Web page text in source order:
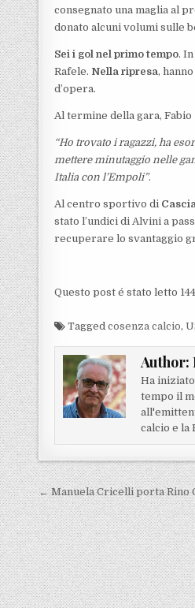
consegnato una maglia al
donato alcuni volumi sulle
Sei i gol nel primo tempo.
Rafele. Nella ripresa,
d’opera.
Al termine della gara, Fabio
“Ho trovato iragazzi, ha
mettere minutaggio nelle
Italia con l’Empoli”.
Al centro sportivo di
stato l’undici di Alvini a
recuperare lo svantaggio
Questo post é stato letto
Taggedcosenza calcio,
Author:
Ha
tempo il
calcio e la
Navigazione
← Manuela Cricelli porta Rino